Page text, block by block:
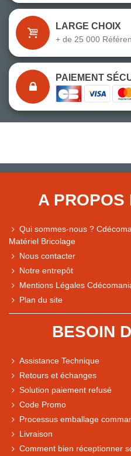
Comparaison des
LARGE CHOIX
+ de 25 000
PAIEMENT
A PROPOS
Qui sommes-nous ?
Matériel Bricolage
Nous contacter
Notre entrepôt
Mentions Légales
Plan du site
BESOIN
Assistance Technique
Retours et échanges
Solution paiement refusé
Code Promo
Processus emballage
Livraison
Comment bien réceptionner